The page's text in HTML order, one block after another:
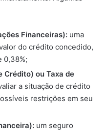
Financeiras): uma
do crédito concedido,
0,38%;
Crédito) ou Taxa de
a situação de crédito
restrições em seu
um seguro